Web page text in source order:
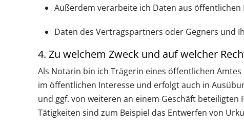
Außerdem verarbeite ich Daten aus
Daten des Vertragspartners oder Gegners und
4. Zu welchem Zweck und auf welcher
Als Notarin bin ich Trägerin eines öffentlichen
im öffentlichen Interesse und erfolgt auch in
und ggf. von weiteren an einem Geschäft
Tätigkeiten sind zum Beispiel das Entwerfen von